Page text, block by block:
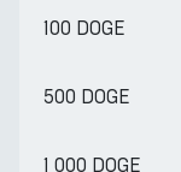
100 DOGE
500 DOGE
1 000 DOGE